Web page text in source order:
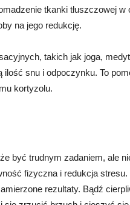
tkanki tłuszczowej
na jego redukcję.
takich jak joga,
ilość snu i odpoczynku. To
kortyzolu.
być trudnym zadaniem, ale
fizyczna i redukcja
rezultaty. Bądź